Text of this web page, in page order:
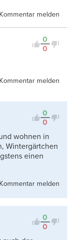
Kommentar melden
0
0
Kommentar melden
0
0
wohnen in
Wintergärtchen
einen
Kommentar melden
0
0